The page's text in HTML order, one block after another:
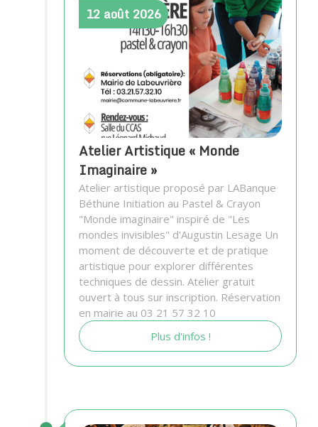
12 août 2026
Atelier Artistique « Monde
Imaginaire »
Atelier artistique proposé par LABanque
Béthune Initiation au Pastel & Crayon
"Monde imaginaire" inspiré de "Les
mondes invisibles" d'Augustin Lesage Un
moment de découverte et de pratique
artistique pour explorer différentes
techniques de dessin. Atelier gratuit
ouvert à tous sur inscription. Réservation
en mairie au 03 21 57 32 10
Plus d'infos !